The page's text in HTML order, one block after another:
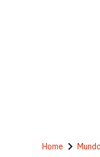
Home Mundo